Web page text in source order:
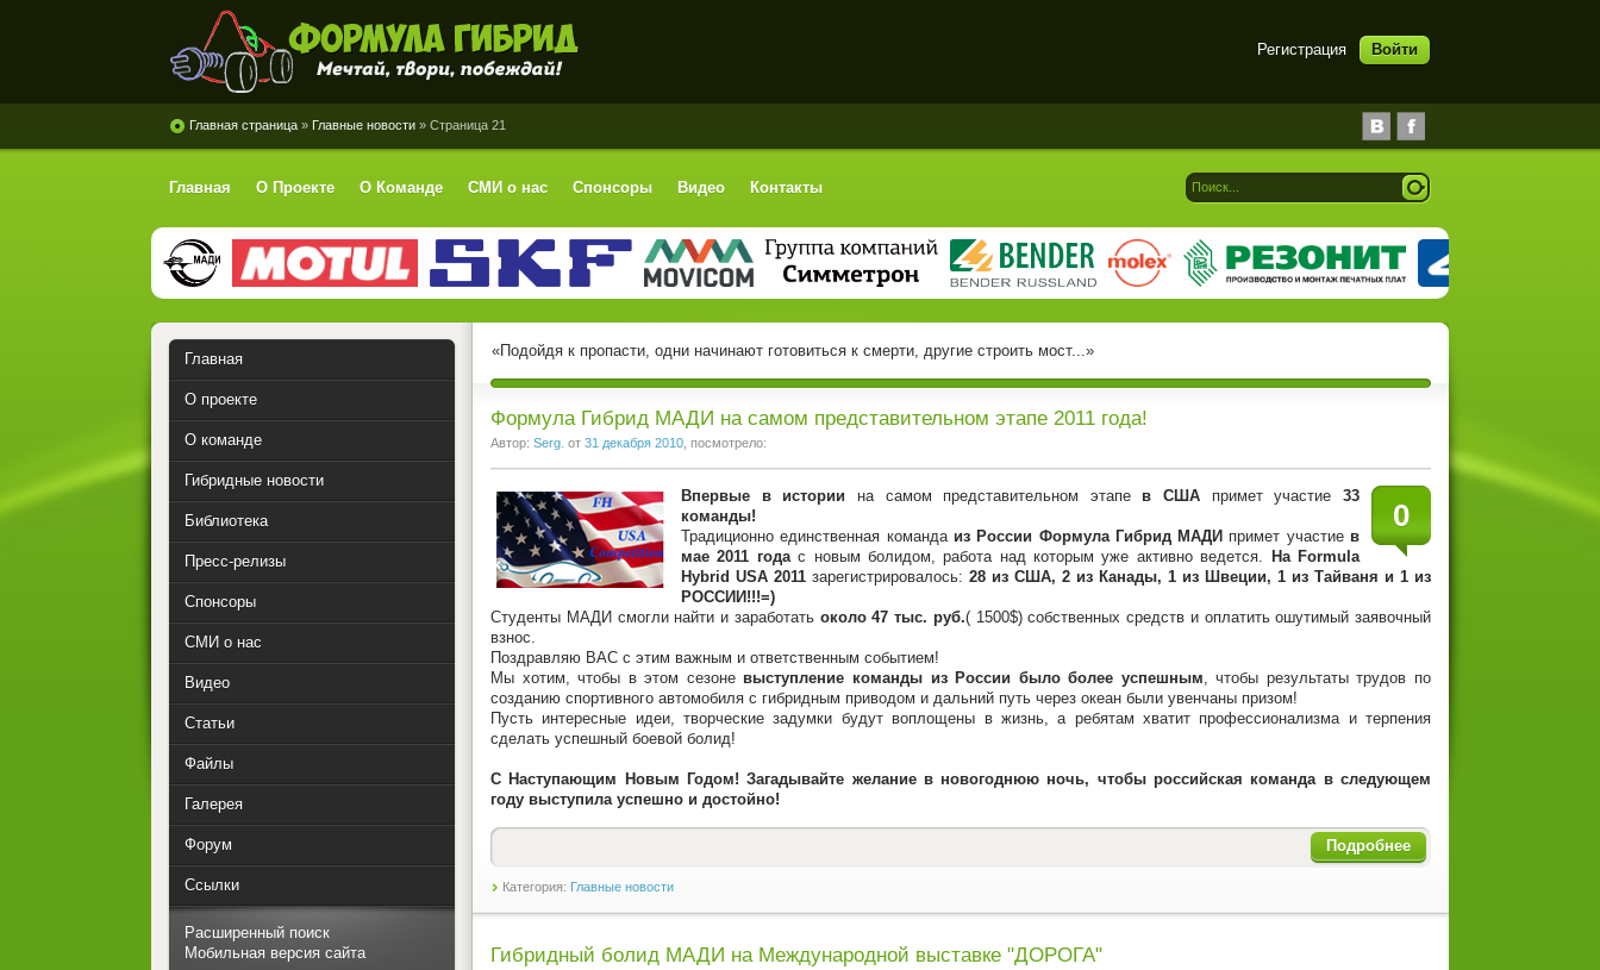
Формула Гибрид
Регистрация Войти
Главная страница » Главные новости » Страница 21
Главная О Проекте О Команде СМИ о нас Спонсоры Видео Контакты
«Подойдя к пропасти, одни начинают готовиться к смерти, другие строить мост...»
Формула Гибрид МАДИ на самом представительном этапе 2011 года!
Автор: Serg. от 31 декабря 2010 , посмотрело:
0
Впервые в истории на самом представительном этапе в США примет участие33
команды!
Традиционно единственная команда из России Формула Гибрид МАДИ примет участие в
мае 2011 годас новым болидом, работа над которым уже активно ведется.
На Formula
Hybrid USA 2011 зарегистрировалось: 28 из США, 2 из Канады, 1 из Швеции, 1 из Тайваня и 1 из
РОССИИ!!!=)
Студенты МАДИ смогли найти и заработать около 47 тыс. руб.( 1500$) собственных средств и оплатить ошутимый заявочный
взнос.
Поздравляю ВАС с этим важным и ответственным событием!
Мы хотим, чтобы в этом сезоне выступление команды из России было более успешным, чтобы результаты трудов по
созданию спортивного автомобиля с гибридным приводом и дальний путь через океан были увенчаны призом!
Пусть интересные идеи, творческие задумки будут воплощены в жизнь, а ребятам хватит профессионализма и терпения
сделать успешный боевой болид!
С Наступающим Новым Годом! Загадывайте желание в новогоднюю ночь, чтобы российская команда в следующем
году выступила успешно и достойно!
Подробнее
Категория: Главные новости
Гибридный болид МАДИ на Международной выставке "ДОРОГА"
Главная
О проекте
О команде
Гибридные новости
Библиотека
Пресс-релизы
Спонсоры
СМИ о нас
Видео
Статьи
Файлы
Галерея
Форум
Ссылки
Расширенный поиск
Мобильная версия сайта